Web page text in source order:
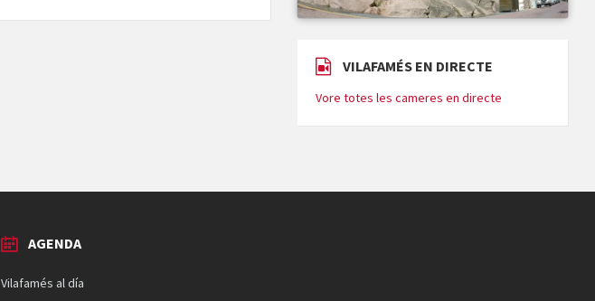
VILAFAMÉS EN DIRECTE
Vore totes les cameres en directe
AGENDA
Vilafamés al día